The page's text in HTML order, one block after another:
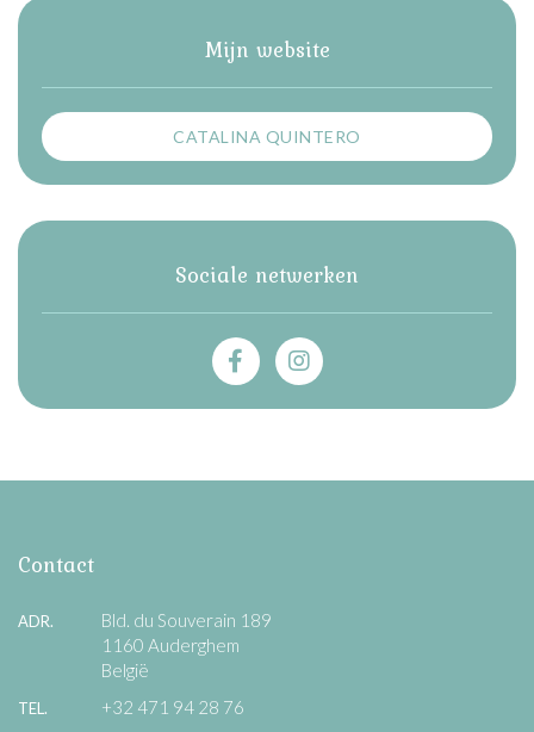
Mijn website
CATALINA QUINTERO
Sociale netwerken
Contact
ADR.
Bld. du Souverain 189
1160 Auderghem
België
TEL. +32 471 94 28 76